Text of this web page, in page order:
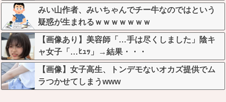
みい山作者、みいちゃんでチー牛なのではという
疑惑が生まれるｗｗｗｗｗｗｗ
【画像あり】美容師「…手は尽くしました」陰キ
ャ女子「…ﾋｭｯ」→結果・・・
【画像】女子高生、トンデモないオカズ提供でム
ラつかせてしまうwww